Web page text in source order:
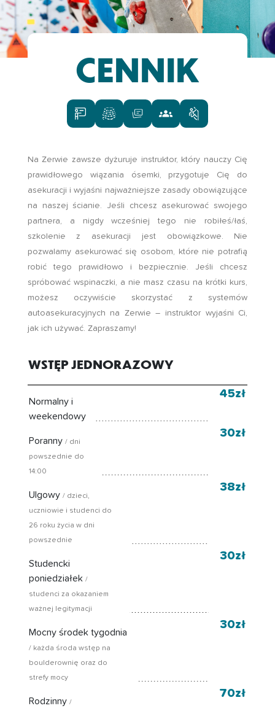
CENNIK
Na Zerwie zawsze dyżuruje instruktor, który nauczy Cię
prawidłowego wiązania ósemki, przygotuje Cię do
asekuracji i wyjaśni najważniejsze zasady obowiązujące
na naszej ścianie. Jeśli chcesz asekurować swojego
partnera, a nigdy wcześniej tego nie robiłeś/łaś,
szkolenie z asekuracji jest obowiązkowe. Nie
pozwalamy asekurować się osobom, które nie potrafią
robić tego prawidłowo i bezpiecznie. Jeśli chcesz
spróbować wspinaczki, a nie masz czasu na krótki kurs,
możesz oczywiście skorzystać z systemów
autoasekuracyjnych na Zerwie – instruktor wyjaśni Ci,
jak ich używać. Zapraszamy!
WSTĘP JEDNORAZOWY
Normalny i
weekendowy
45zł
Poranny/ dni
powszednie do
14:00
30zł
Ulgowy/ dzieci,
uczniowie i studenci do
26 roku życia w dni
powszednie
38zł
Studencki
poniedziałek/
studenci za okazaniem
ważnej legitymacji
30zł
Mocny środek tygodnia
/ każda środa wstęp na
boulderownię oraz do
strefy mocy
30zł
Rodzinny/
70zł